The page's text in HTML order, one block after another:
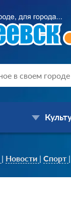
| Новости | Спорт |